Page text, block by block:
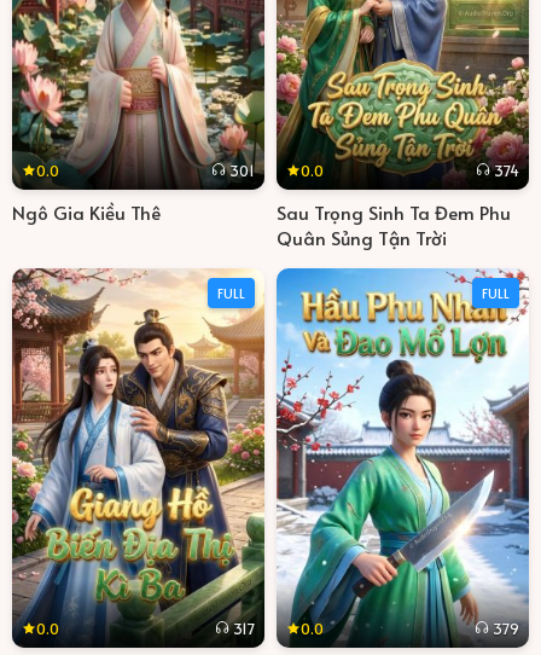
0.0 301
Ngô Gia Kiều Thê
0.0 374
Sau Trọng Sinh Ta Đem Phu
Quân Sủng Tận Trời
FULL
0.0 317
FULL
0.0 379